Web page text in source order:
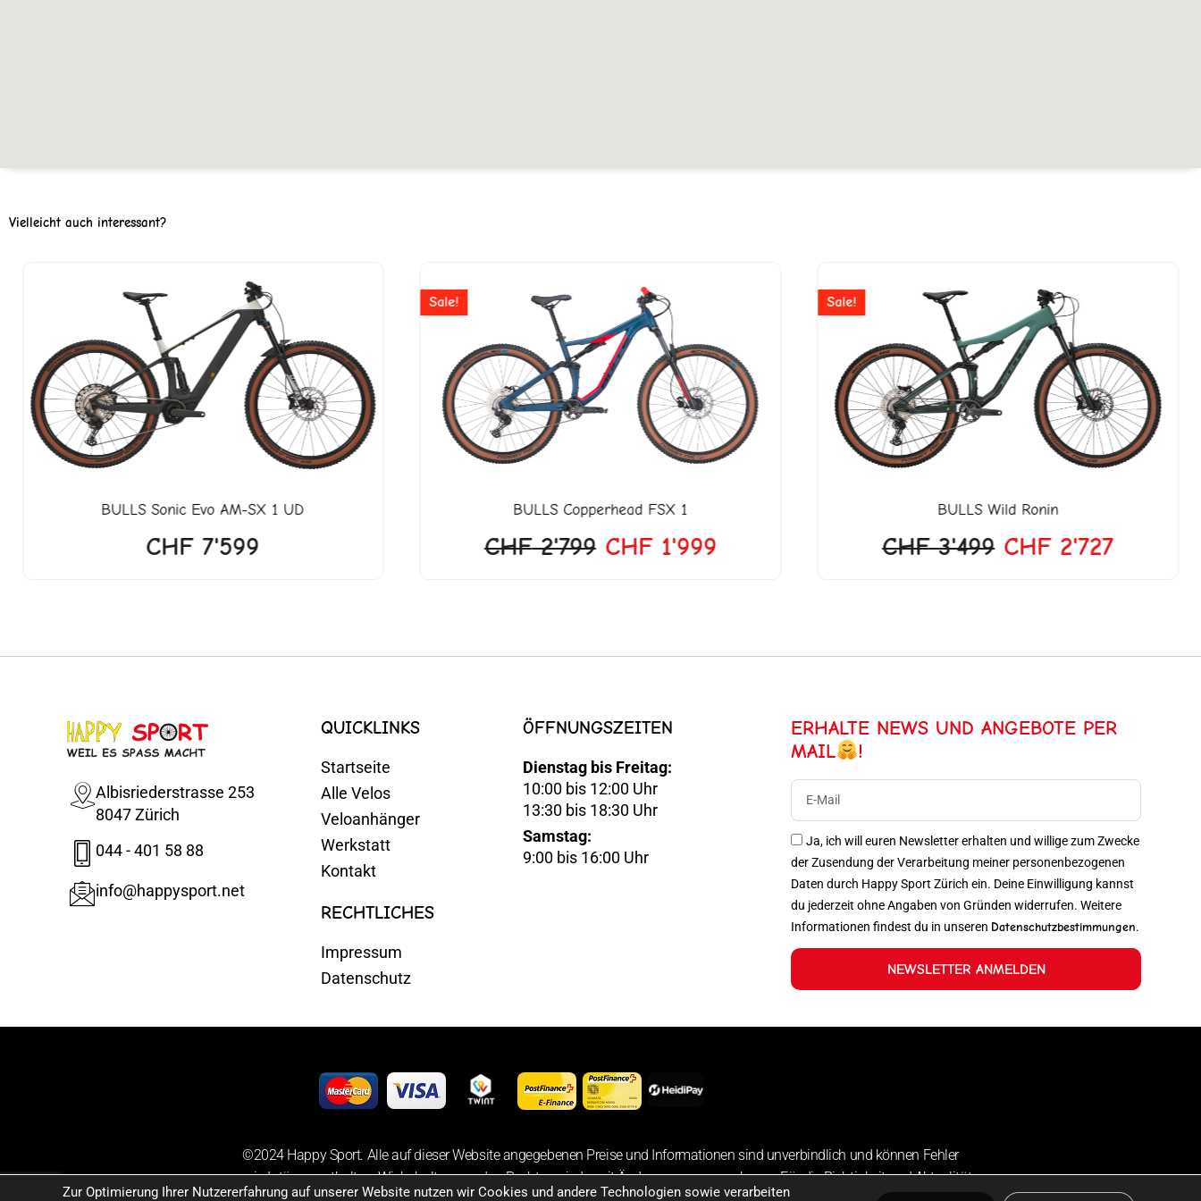
Vielleicht auch interessant?
BULLSSonic Evo AM-SX 1 UD
CHF7'599
Sale!
BULLSCopperhead FSX 1
CHF2'799
Preis
war:
CHF 2'799
CHF1'999
ist:
CHF 1'999.
Sale!
BULLSWild Ronin
CHF3'499
Preis
war:
CHF 3'499
CHF2'727
ist:
CHF
Albisriederstrasse 253
8047 Zürich
044 - 401 58 88
info@happysport.net
QUICKLINKS
Startseite
Alle Velos
Veloanhänger
Werkstatt
Kontakt
RECHTLICHES
Impressum
Datenschutz
ÖFFNUNGSZEITEN
Dienstag bis Freitag:
10:00 bis 12:00 Uhr
13:30 bis 18:30 Uhr
Samstag:
9:00 bis 16:00 Uhr
ERHALTE NEWS UND ANGEBOTE PER
MAIL
!
Ja, ich will euren Newsletter erhalten und willige zum Zwecke
der Zusendung der Verarbeitung meiner personenbezogenen
Daten durch Happy Sport Zürich ein. Deine Einwilligung kannst
du jederzeit ohne Angaben von Gründen widerrufen. Weitere
Informationen findest du in unseren Datenschutzbestimmungen.
NEWSLETTER ANMELDEN
©2024 Happy Sport. Alle auf dieser Website angegebenen Preise und Informationen sind unverbindlich und können Fehler
sowie Irrtümer enthalten. Wir behalten uns das Recht vor, jederzeit Änderungen vorzunehmen. Für die Richtigkeit und Aktualität
Zur Optimierung Ihrer Nutzererfahrung auf unserer Website nutzen wir Cookies und andere Technologien sowie verarbeiten